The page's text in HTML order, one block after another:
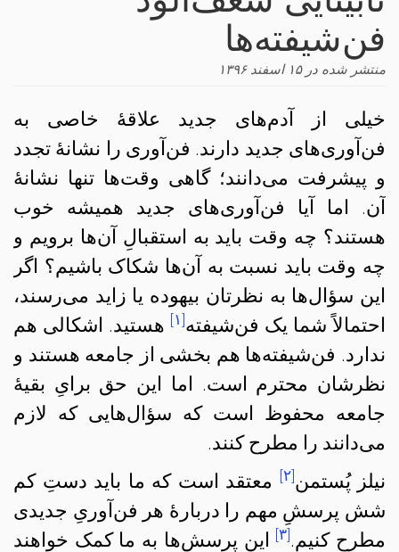
فن‌شیفته‌ها
منتشر شده در۱۵ اسفند ۱۳۹۶
خیلی از آدم‌های جدید علاقهٔ خاصی به
فن‌آوری‌های جدید دارند. فن‌آوری را نشانهٔ تجدد
و پیشرفت می‌دانند؛ گاهی وقت‌ها تنها نشانهٔ
آن. اما آیا فن‌آوری‌های جدید همیشه خوب
هستند؟ چه وقت باید به استقبالِ آن‌ها برویم و
چه وقت باید نسبت به آن‌ها شکاک باشیم؟ اگر
این سؤال‌ها به نظرتان بیهوده یا زاید می‌رسند،
احتمالاً شما یک فن‌شیفته[۱] هستید. اشکالی هم
ندارد. فن‌شیفته‌ها هم بخشی از جامعه هستند و
نظرشان محترم است. اما این حق برایِ بقیهٔ
جامعه محفوظ است که سؤال‌هایی که لازم
می‌دانند را مطرح کنند.
نیلز پُستمن[۲]
معتقد است که ما باید دستِ کم
شش پرسشِ مهم را دربارهٔ هر فن‌آوریِ جدیدی
مطرح کنیم.[۳] این پرسش‌ها به ما کمک خواهند